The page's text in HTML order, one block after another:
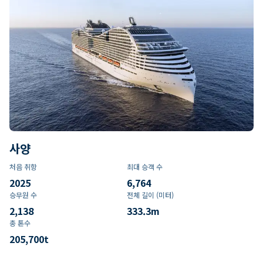
사양
처음 취항
2025
최대 승객 수
6,764
승무원 수
2,138
전체 길이 (미터)
333.3m
총 톤수
205,700t